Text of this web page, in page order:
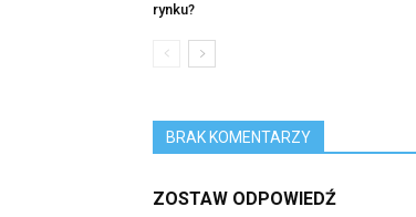
rynku?
BRAK KOMENTARZY
ZOSTAW ODPOWIEDŹ